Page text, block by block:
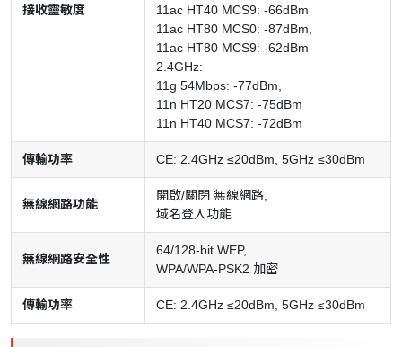
接收靈敏度
11ac HT40 MCS9: -66dBm
11ac HT80 MCS0: -87dBm,
11ac HT80 MCS9: -62dBm
2.4GHz:
11g 54Mbps: -77dBm,
11n HT20 MCS7: -75dBm
11n HT40 MCS7: -72dBm
傳輸功率 CE: 2.4GHz ≤20dBm, 5GHz ≤30dBm
無線網路功能
開啟/關閉 無線網路,
域名登入功能
無線網路安全性
64/128-bit WEP,
WPA/WPA-PSK2 加密
傳輸功率 CE: 2.4GHz ≤20dBm, 5GHz ≤30dBm